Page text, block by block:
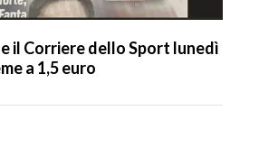
e il Corriere dello Sport lunedì
a 1,5 euro